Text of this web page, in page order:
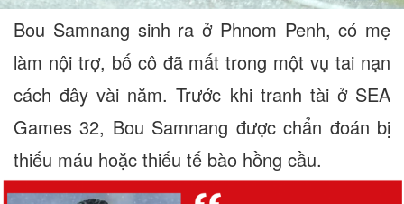
Bou Samnang sinh ra ở Phnom Penh, có mẹ
làm nội trợ, bố cô đã mất trong một vụ tai nạn
cách đây vài năm. Trước khi tranh tài ở SEA
Games 32, Bou Samnang được chẩn đoán bị
thiếu máu hoặc thiếu tế bào hồng cầu.